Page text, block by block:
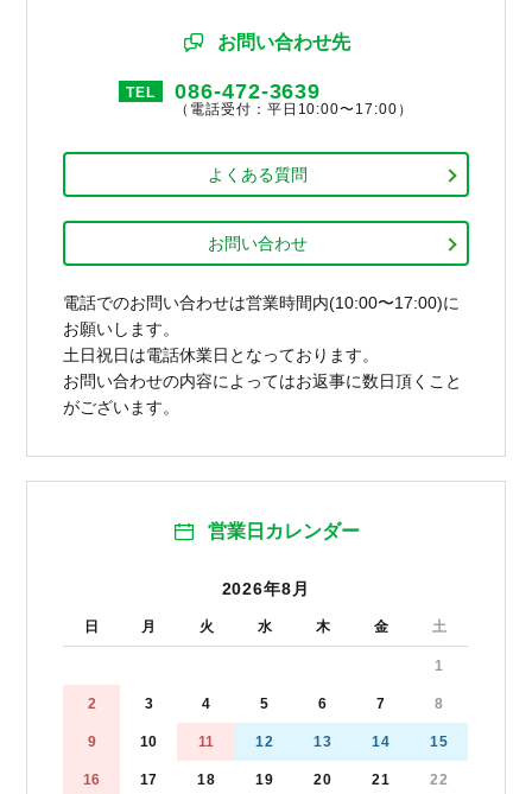
お問い合わせ先
TEL 086-472-3639
（電話受付：平日10:00〜17:00）
よくある質問
お問い合わせ
電話でのお問い合わせは営業時間内(10:00〜17:00)に
お願いします。
土日祝日は電話休業日となっております。
お問い合わせの内容によってはお返事に数日頂くこと
がございます。
営業日カレンダー
2026年8月
日 月 火 水 木 金 土
1
2 3 4 5 6 7 8
9 10 11 12 13 14 15
16 17 18 19 20 21 22